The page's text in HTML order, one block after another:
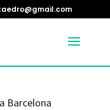
Barcelona